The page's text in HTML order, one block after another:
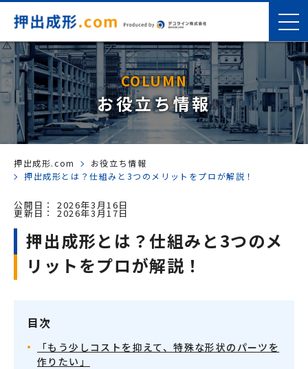
COLUMN
お役立ち情報
押出成形.com
お役立ち情報
押出成形とは？仕組みと3つのメリットをプロが解説！
公開日： 2026年3月16日
更新日： 2026年3月17日
押出成形とは？仕組みと3つのメ
リットをプロが解説！
目次
「もう少しコストを抑えて、特殊な形状のパーツを
作りたい」